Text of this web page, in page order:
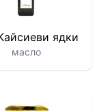
ядки
масло